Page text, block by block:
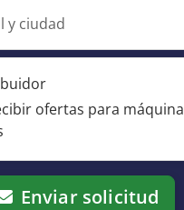
y ciudad
ofertas para
Enviar solicitud